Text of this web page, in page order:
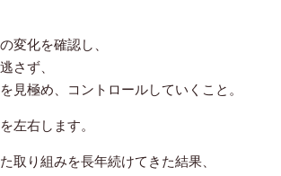
変化を確認し、
さず、
見極め、コントロールしていくこと。
左右します。
取り組みを長年続けてきた結果、